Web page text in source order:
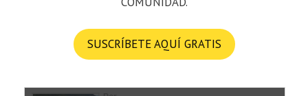
SUSCRÍBETE AQUÍ GRATIS